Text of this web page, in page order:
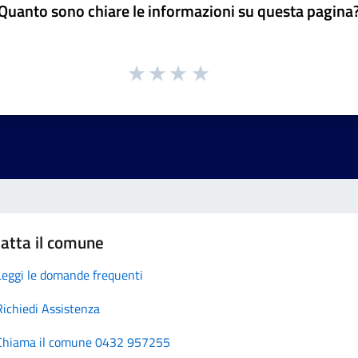
sono chiare le informazioni su questa
il comune
le domande frequenti
Assistenza
il comune 0432 957255